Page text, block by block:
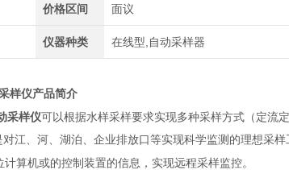
价格区间 面议
仪器种类 在线型,自动采样器
样仪产品简介
采样仪可以根据水样采样要求实现多种采样方式（定流
江、河、湖泊、企业排放口等实现科学监测的理想采样
算机或的控制装置的信息，实现远程采样监控。